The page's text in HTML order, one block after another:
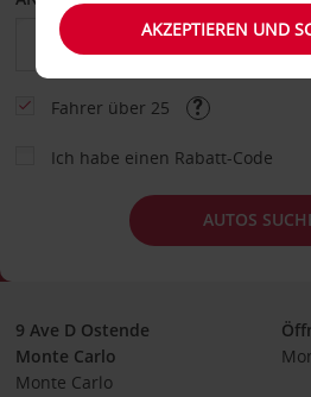
Fahrer über 25
Ich habe einen Rabatt-Code
AUTOS
9 Ave D Ostende
Monte Carlo
Monte Carlo
AKZEPTIEREN UND